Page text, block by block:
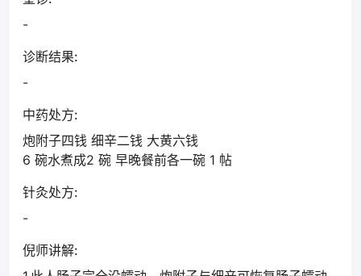
-
诊断结果:
-
中药处方:
炮附子四钱 细辛二钱 大黄六钱
6 碗水煮成2 碗 早晚餐前各一碗 1 帖
针灸处方:
-
倪师讲解: